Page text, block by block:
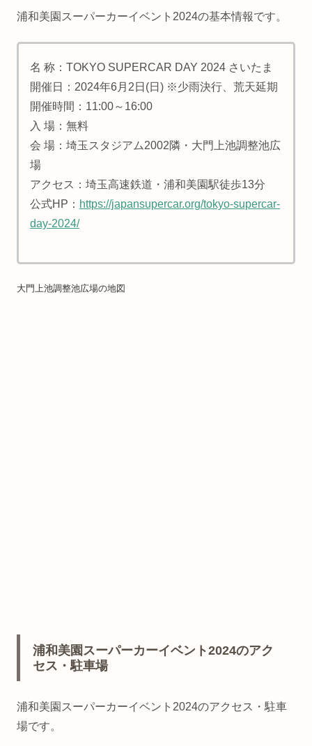
浦和美園スーパーカーイベント2024の基本情報です。
名 称：TOKYO SUPERCAR DAY 2024 さいたま
開催日：2024年6月2日(日) ※少雨決行、荒天延期
開催時間：11:00～16:00
入 場：無料
会 場：埼玉スタジアム2002隣・大門上池調整池広
場
アクセス：埼玉高速鉄道・浦和美園駅徒歩13分
公式HP： https://japansupercar.org/tokyo-supercar-
day-2024/
大門上池調整池広場の地図
浦和美園スーパーカーイベント2024のアク
セス・駐車場
浦和美園スーパーカーイベント2024のアクセス・駐車
場です。